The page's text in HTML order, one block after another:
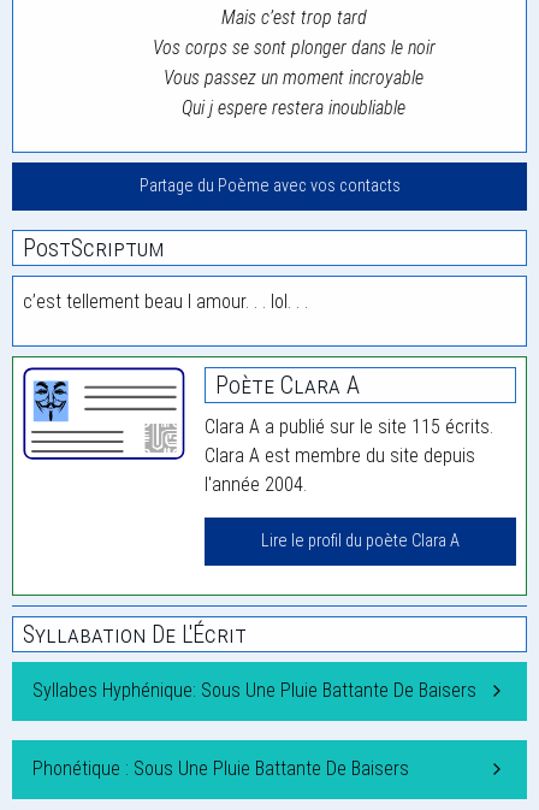
Mais c’est trop tard
Vos corps se sont plonger dans le noir
Vous passez un moment incroyable
Qui j espere restera inoubliable
Partage du Poème avec vos contacts
PostScriptum
c’est tellement beau l amour. . . lol. . .
Poète Clara A
Clara A a publié sur le site 115 écrits.
Clara A est membre du site depuis
l'année 2004.
Lire le profil du poète Clara A
Syllabation De L'Écrit
Syllabes Hyphénique: Sous Une Pluie Battante De Baisers
Phonétique : Sous Une Pluie Battante De Baisers